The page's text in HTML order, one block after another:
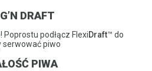
DRAFT
Poprostu podłącz FlexiDraft™ do
serwować piwo
PIWA